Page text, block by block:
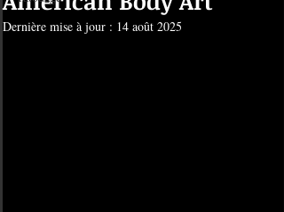
Dernière mise à jour : 14 août 2025